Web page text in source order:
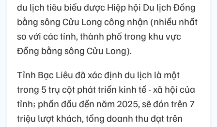
du lịch tiêu biểu được Hiệp hội Du lịch Đồng
bằng sông Cửu Long công nhận (nhiều nhất
so với các tỉnh, thành phố trong khu vực
Đồng bằng sông Cửu Long).
Tỉnh Bạc Liêu đã xác định du lịch là một
trong 5 trụ cột phát triển kinh tế - xã hội của
tỉnh; phấn đấu đến năm 2025, sẽ đón trên 7
triệu lượt khách, tổng doanh thu đạt trên